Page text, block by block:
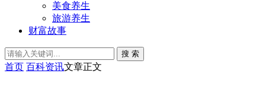
美食养生
旅游养生
财富故事
搜 索
首页 百科资讯文章正文